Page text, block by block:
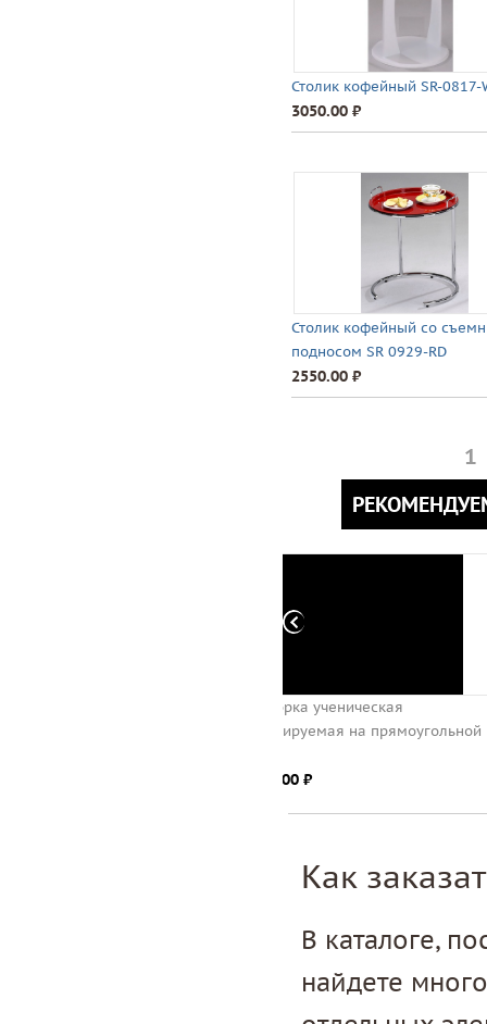
Столик кофейный SR-0817-
3050.00 ⃏
Столик кофейный со
подносом SR 0929-RD
2550.00 ⃏
1
Стул ученический
на прямоугольной трубе
Как
В каталоге,
найдете